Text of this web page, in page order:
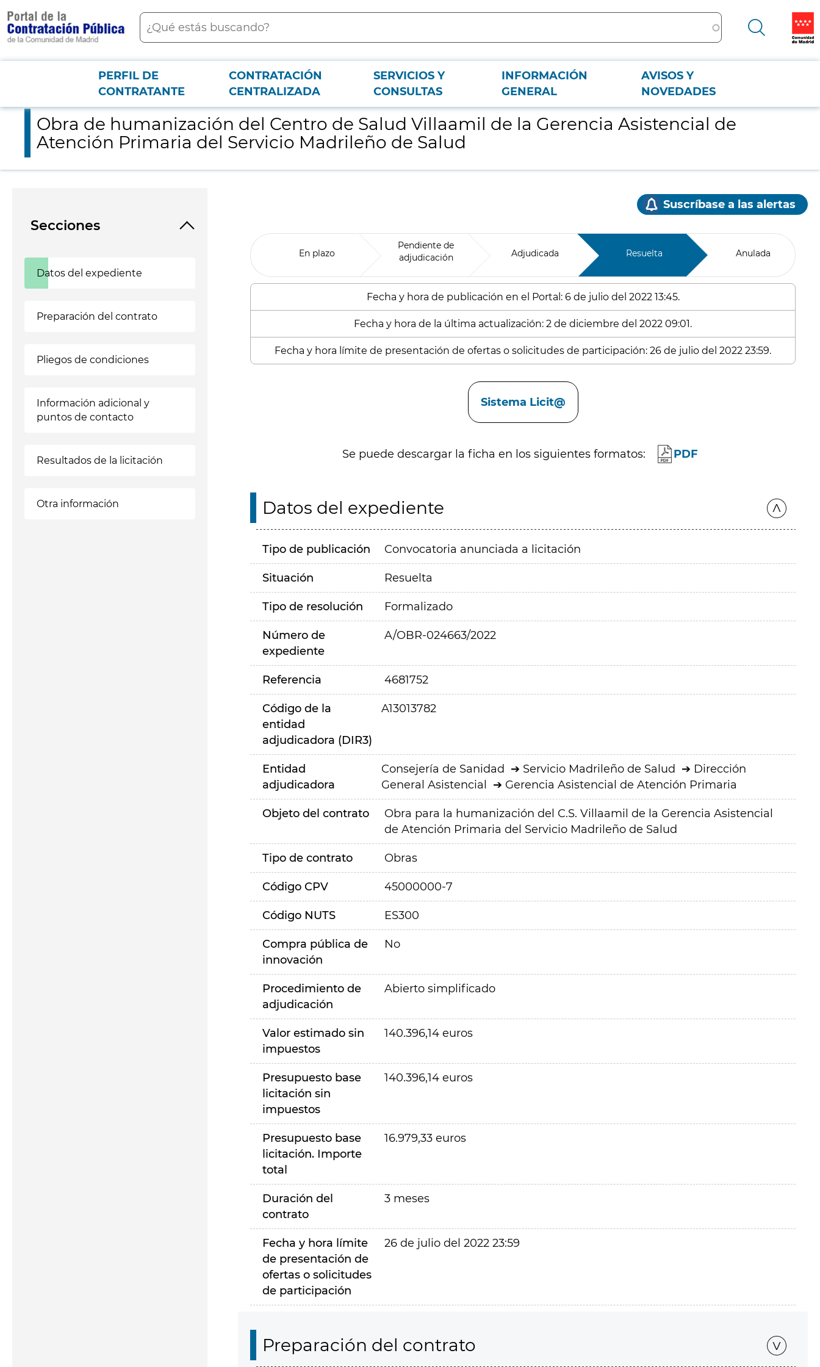
contenido
principal
Buscar
Menú PCON
PERFIL DE
CONTRATANTE
CONTRATACIÓN
CENTRALIZADA
SERVICIOS Y
CONSULTAS
INFORMACIÓN
GENERAL
AVISOS Y
NOVEDADES
Obra de humanización del Centro de Salud Villaamil de la Gerencia Asistencial de Atención Primaria del Servicio Madrileño de Salud
Obra de humanización del Centro de Salud Villaamil de la Gerencia Asistencial de
Atención Primaria del Servicio Madrileño de Salud
Secciones
Datos del expediente
Preparación del contrato
Pliegos de condiciones
Información adicional y
puntos de contacto
Resultados de la licitación
Otra información
Suscríbase a las alertas
En plazo
Pendiente de
adjudicación
Adjudicada Resuelta Anulada
Fecha y hora de publicación en el Portal: 6 de julio del 2022 13:45.
Fecha y hora de la última actualización: 2 de diciembre del 2022 09:01.
Fecha y hora límite de presentación de ofertas o solicitudes de participación: 26 de julio del 2022 23:59.
Sistema Licit@
Se puede descargar la ficha en los siguientes formatos: PDF
Datos del expediente
Tipo de publicación Convocatoria anunciada a licitación
Situación Resuelta
Tipo de resolución Formalizado
Número de
expediente
A/OBR-024663/2022
Referencia 4681752
Código de la
entidad
adjudicadora (DIR3)
A13013782
Entidad
adjudicadora
Consejería de Sanidad Servicio Madrileño de Salud
Dirección
General Asistencial
Gerencia Asistencial de Atención Primaria
Objeto del contrato
Obra para la humanización del C.S. Villaamil de la Gerencia Asistencial
de Atención Primaria del Servicio Madrileño de Salud
Tipo de contrato Obras
Código CPV 45000000-7
Código NUTS ES300
Compra pública de
innovación
No
Procedimiento de
adjudicación
Abierto simplificado
Valor estimado sin
impuestos
140.396,14 euros
Presupuesto base
licitación sin
impuestos
140.396,14 euros
Presupuesto base
licitación. Importe
total
16.979,33 euros
Duración del
contrato
3 meses
Fecha y hora límite
de presentación de
ofertas o solicitudes
de participación
26 de julio del 2022 23:59
Preparación del contrato